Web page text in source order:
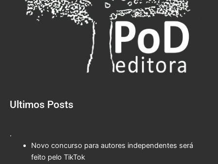
Ultimos Posts
.
Novo concurso para autores independentes será
feito pelo TikTok